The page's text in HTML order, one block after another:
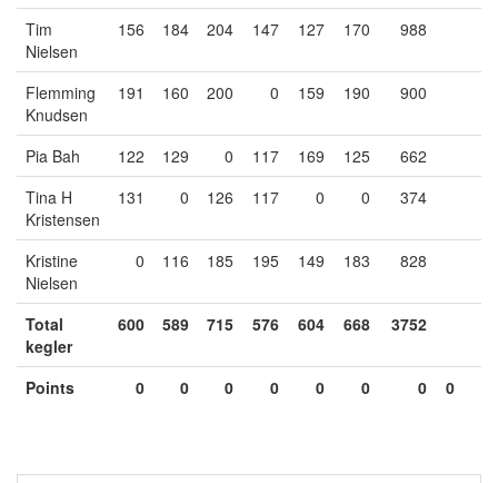
Tim
Nielsen
156 184 204 147 127 170 988
Flemming
Knudsen
191 160 200 0 159 190 900
Pia Bah 122 129 0 117 169 125
662
Tina H
Kristensen
131 0 126 117 0 0 374
Kristine
Nielsen
0 116 185 195 149 183 828
Total
kegler
600 589 715 576 604 668 3752
Points 0 0 0 0 0 0 0 0